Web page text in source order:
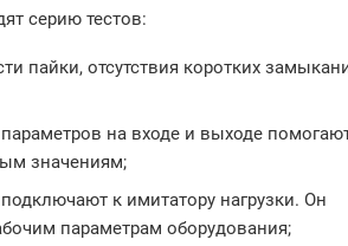
серию тестов:
пайки, отсутствия коротких
на входе и выходе
значениям;
к имитатору нагрузки. Он
параметрам оборудования;